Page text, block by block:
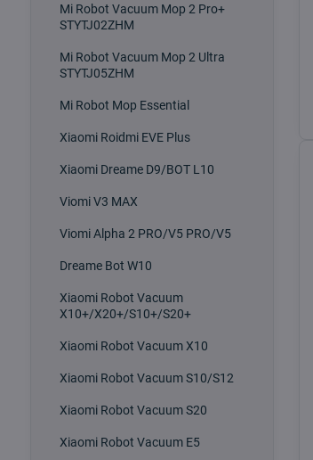
Mi Robot Vacuum Mop 2 Pro+
STYTJ02ZHM
Mi Robot Vacuum Mop 2 Ultra
STYTJ05ZHM
Mi Robot Mop Essential
Xiaomi Roidmi EVE Plus
Xiaomi Dreame D9/BOT L10
Viomi V3 MAX
Viomi Alpha 2 PRO/V5 PRO/V5
Dreame Bot W10
Xiaomi Robot Vacuum
X10+/X20+/S10+/S20+
Xiaomi Robot Vacuum X10
Xiaomi Robot Vacuum S10/S12
Xiaomi Robot Vacuum S20
Xiaomi Robot Vacuum E5